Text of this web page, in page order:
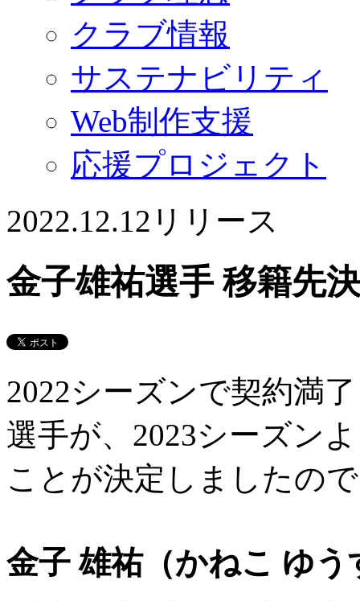
クラブ情報
サステナビリティ
Web制作支援
応援プロジェクト
2022.12.12 リリース
金子雄祐選手 移籍先
2022シーズンで契約満
選手が、2023シーズン
ことが決定しましたの
金子 雄祐（かねこ ゆう